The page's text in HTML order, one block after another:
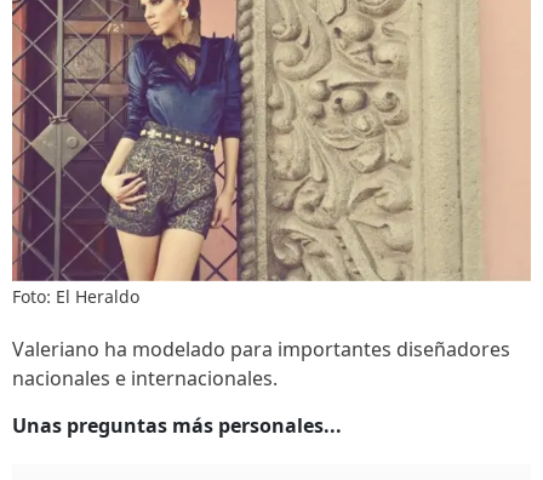
Foto: El Heraldo
Valeriano ha modelado para importantes diseñadores
nacionales e internacionales.
Unas preguntas más personales...